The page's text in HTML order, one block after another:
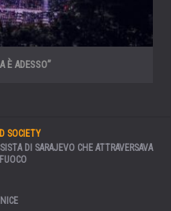
È ADESSO”
SOCIETY
DI SARAJEVO CHE ATTRAVERSAVA